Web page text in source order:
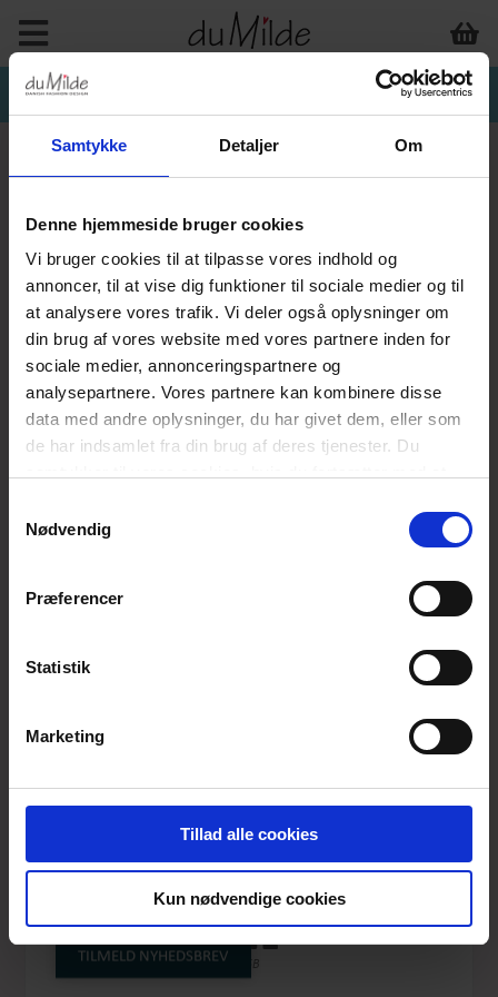
Samtykke Detaljer Om
Denne hjemmeside bruger cookies
Vi bruger cookies til at tilpasse vores indhold og
annoncer, til at vise dig funktioner til sociale medier og til
at analysere vores trafik. Vi deler også oplysninger om
din brug af vores website med vores partnere inden for
sociale medier, annonceringspartnere og
analysepartnere. Vores partnere kan kombinere disse
data med andre oplysninger, du har givet dem, eller som
de har indsamlet fra din brug af deres tjenester. Du
Nødvendig
Præferencer
Statistik
Marketing
Tillad alle cookies
Kun nødvendige cookies
BLUE DAISIES
DUCAROLINE
Produktnummer: SS26-summer-005B
TILMELD NYHEDSBREV